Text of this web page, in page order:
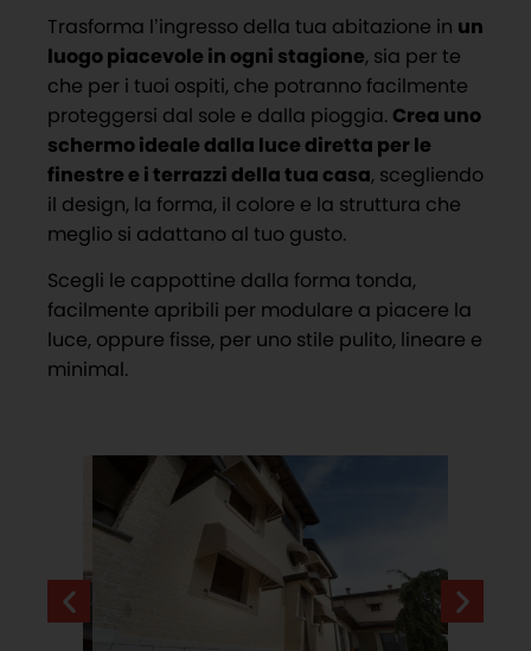
Trasforma l’ingresso della tua abitazione in un
luogo piacevole in ogni stagione, sia per te
che per i tuoi ospiti, che potranno facilmente
proteggersi dal sole e dalla pioggia. Crea uno
schermo ideale dalla luce diretta per le
finestre e i terrazzi della tua casa, scegliendo
il design, la forma, il colore e la struttura che
meglio si adattano al tuo gusto.
Scegli le cappottine dalla forma tonda,
facilmente apribili per modulare a piacere la
luce, oppure fisse, per uno stile pulito, lineare e
minimal.